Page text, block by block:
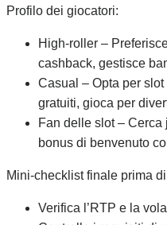
Profilo dei giocatori:
High‑roller –
cashback, gestisce
Casual – Opta per
gratuiti, gioca per
Fan delle slot – Cerca
bonus di benvenuto
Mini‑checklist finale prima
Verifica l’RTP e la